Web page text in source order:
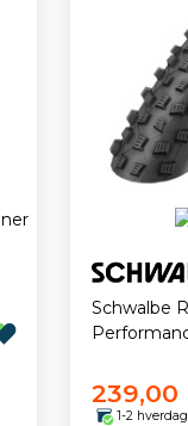
Schwalbe
239,00
1-2